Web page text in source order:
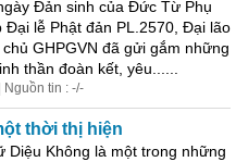
Đản sinh của Đức Từ Phụ
Đại lễ Phật đản PL.2570, Đại lão
GHPGVN đã gửi gắm những
thần đoàn kết, yêu......
Nguồn tin : -/-
thời thị hiện
Diệu Không là một trong những